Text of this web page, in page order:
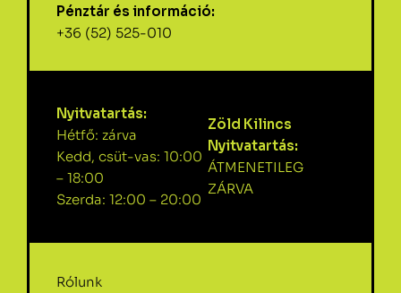
Pénztár és információ:
+36 (52) 525-010
Nyitvatartás:
Hétfő: zárva
Kedd, csüt-vas: 10:00
– 18:00
Szerda: 12:00 – 20:00
Zöld Kilincs
Nyitvatartás:
ÁTMENETILEG
ZÁRVA
Rólunk